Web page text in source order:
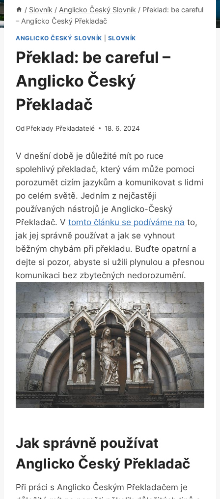
/ Slovník / Anglicko Český Slovník / Překlad: be careful
– Anglicko Český Překladač
ANGLICKO ČESKÝ SLOVNÍK SLOVNÍK
Překlad: be careful –
Anglicko Český
Překladač
Od Překlady Překladatelé 18. 6. 2024
V dnešní době je důležité mít po ruce
spolehlivý překladač, který vám může pomoci
porozumět cizím jazykům a komunikovat s lidmi
po celém světě. Jedním z nejčastěji
používaných nástrojů je Anglicko-Český
Překladač. V tomto článku se podíváme na to,
jak jej správně používat a jak se vyhnout
běžným chybám při překladu. Buďte opatrní a
dejte si pozor, abyste si užili plynulou a přesnou
komunikaci bez zbytečných nedorozumění.
Jak správně používat
Anglicko Český Překladač
Při práci s Anglicko Českým Překladačem je